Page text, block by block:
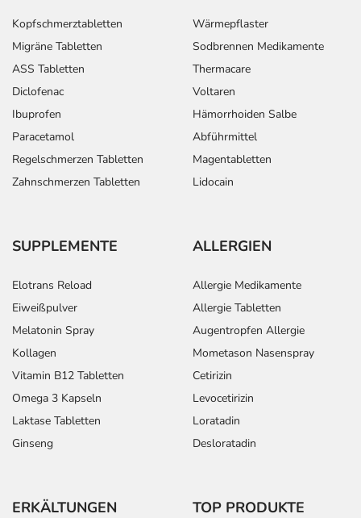
(Purpura)
- Juckreiz (Pruritus)
- Erhöhte Lichtempfindlichkeit der Haut
- Durch Gallenstau bedingte Leberschäden
(cholestatische Hepatose)
- Störungen des Salzhaushaltes (z.B. von Kalium,
Natrium)
Bemerken Sie eine Befindlichkeitsstörung oder
Veränderung während der Behandlung, wenden Sie sich
Für die Information an dieser Stelle werden vor allem
einem von 1.000 behandelten Patienten auftreten.
Dosierung
Text Personen Einzeldosis
Dosierungsempfehlungen
werden gegeben - die
Dosierung für Ihre
6-12 Jahren
Kopfschmerztabletten
Migräne Tabletten
ASS Tabletten
Diclofenac
Ibuprofen
Paracetamol
Regelschmerzen Tabletten
Zahnschmerzen Tabletten
Wärmepflaster
Sodbrennen Medikamente
Thermacare
Voltaren
Hämorrhoiden Salbe
Abführmittel
Magentabletten
Lidocain
SUPPLEMENTE
Elotrans Reload
Eiweißpulver
Melatonin Spray
Kollagen
Vitamin B12 Tabletten
Omega 3 Kapseln
Laktase Tabletten
Ginseng
ALLERGIEN
Allergie Medikamente
Allergie Tabletten
Augentropfen Allergie
Mometason Nasenspray
Cetirizin
Levocetirizin
Loratadin
Desloratadin
ERKÄLTUNGEN TOP PRODUKTE